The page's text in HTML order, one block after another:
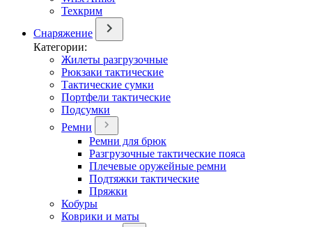
Техкрим
Снаряжение
Категории:
Жилеты разгрузочные
Рюкзаки тактические
Тактические сумки
Портфели тактические
Подсумки
Ремни
Ремни для брюк
Разгрузочные тактические пояса
Плечевые оружейные ремни
Подтяжки тактические
Пряжки
Кобуры
Коврики и маты